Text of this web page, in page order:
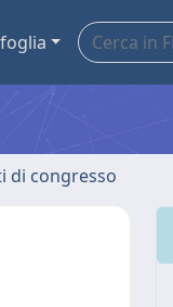
di congresso